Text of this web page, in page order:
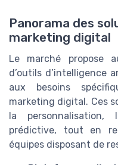
Panorama des
marketing digital
Le marché propose
d’outils d’intelligence
aux besoins
marketing digital. Ces
la personnalisation,
prédictive, tout en
équipes disposant de